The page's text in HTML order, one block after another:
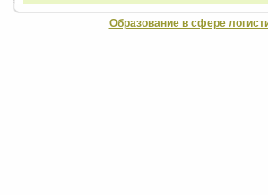
Образование в сфере